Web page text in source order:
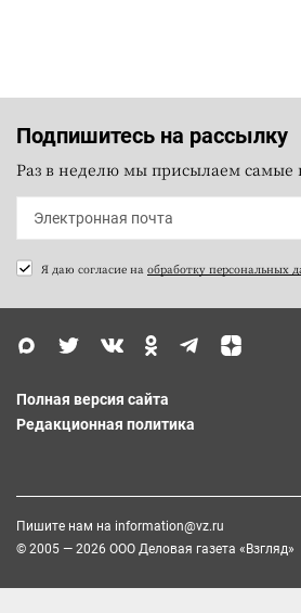
Подпишитесь на рассылку
Раз в неделю мы присылаем самые
Я даю согласие на обработку персональных
Полная версия сайта
Редакционная политика
Пишите нам на information@vz.ru
© 2005 — 2026 ООО Деловая газета «Взгляд»